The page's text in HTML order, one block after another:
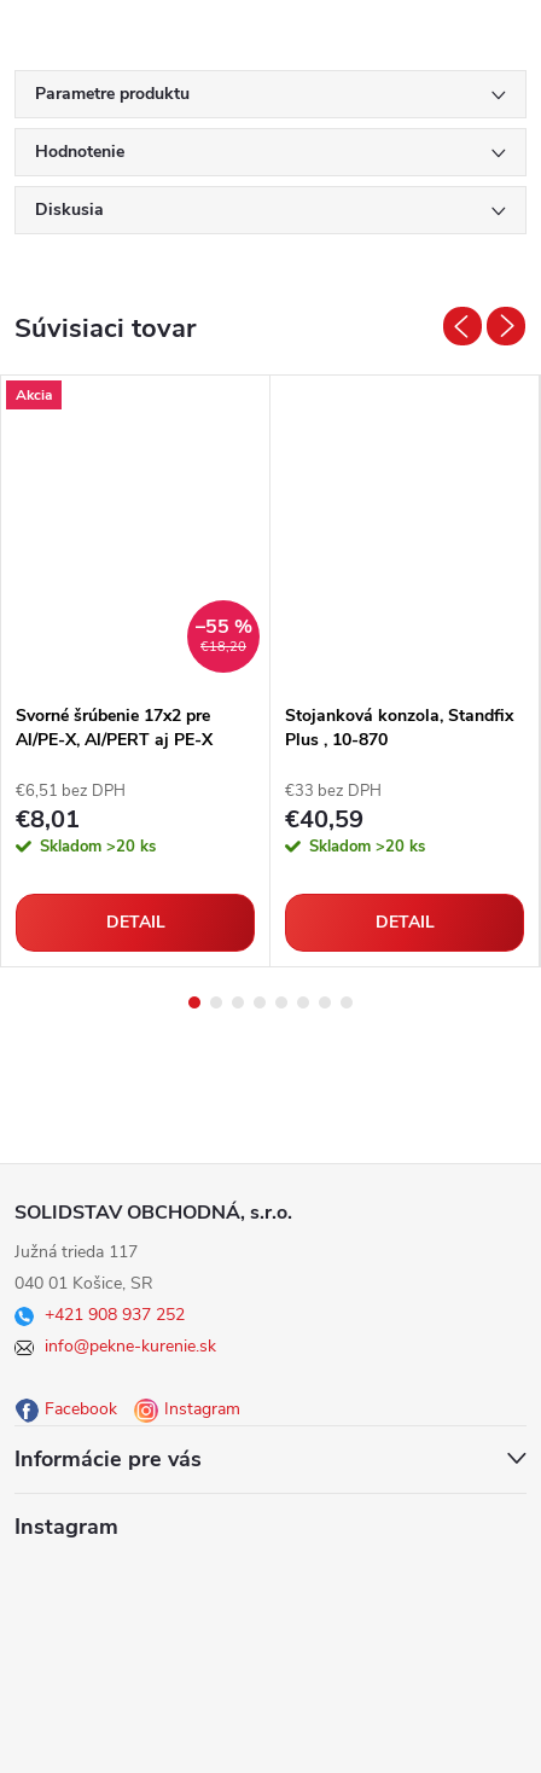
Parametre produktu
Hodnotenie
Diskusia
Súvisiaci tovar
Akcia
€18,20
–55 %
Svorné šrúbenie 17x2 pre
Al/PE-X, Al/PERT aj PE-X
€6,51 bez DPH
€8,01
Skladom >20 ks
DETAIL
Stojanková konzola, Standfix
Plus , 10-870
€33 bez DPH
€40,59
Skladom >20 ks
DETAIL
Z
á
p
ä
e
SOLIDSTAV OBCHODNÁ, s.r.o.
Južná trieda 117
040 01 Košice, SR
+421 908 937 252
info@pekne-kurenie.sk
Facebook Instagram
Informácie pre vás
Instagram